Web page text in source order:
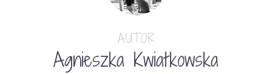
AUTOR
Agnieszka Kwiatkowska